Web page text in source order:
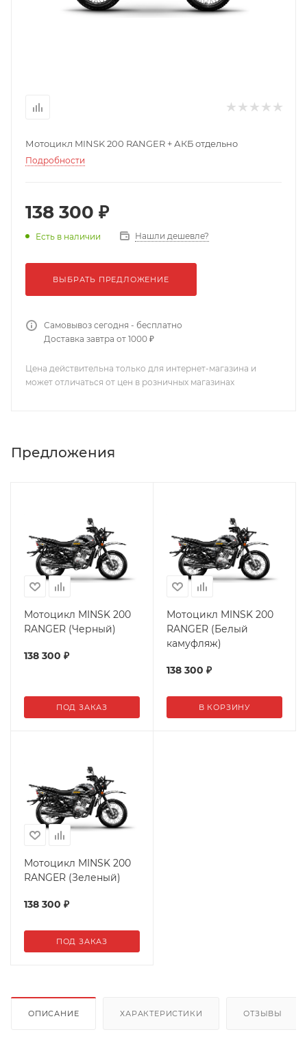
Мотоцикл MINSK 200 RANGER + АКБ отдельно
Подробности
138 300 ₽
Есть в наличии Нашли дешевле?
ВЫБРАТЬ ПРЕДЛОЖЕНИЕ
Самовывоз сегодня - бесплатно
Доставка завтра от 1000 ₽
Цена действительна только для интернет-магазина и
может отличаться от цен в розничных магазинах
Предложения
Мотоцикл MINSK 200
RANGER (Черный)
138 300 ₽
ПОД ЗАКАЗ
Мотоцикл MINSK 200
RANGER (Белый
камуфляж)
138 300 ₽
В КОРЗИНУ
Мотоцикл MINSK 200
RANGER (Зеленый)
138 300 ₽
ПОД ЗАКАЗ
ОПИСАНИЕ ХАРАКТЕРИСТИКИ ОТЗЫВЫ